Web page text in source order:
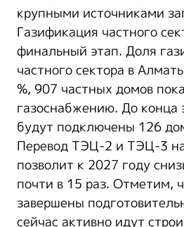
крупными источниками
Газификация частного
финальный этап. Доля
частного сектора в
%, 907 частных домов
газоснабжению. До конца
будут подключены 126
Перевод ТЭЦ-2 и ТЭЦ-3
позволит к 2027 году
почти в 15 раз. Отметим,
завершены
сейчас активно идут